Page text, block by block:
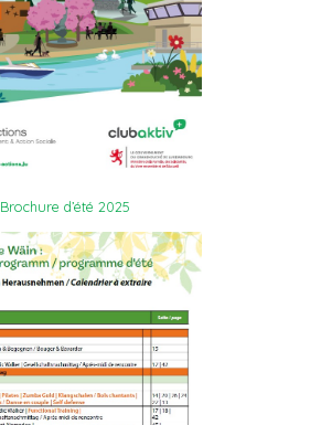
Brochure d’été 2025